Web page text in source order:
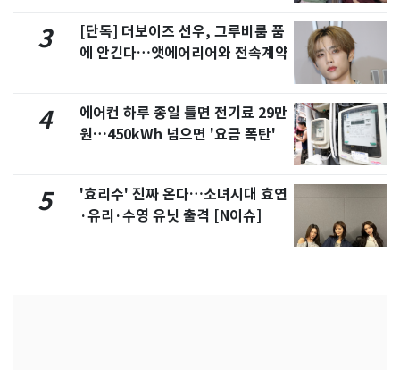
3
[단독] 더보이즈 선우, 그루비룸 품
에 안긴다…앳에어리어와 전속계약
4
에어컨 하루 종일 틀면 전기료 29만
원…450kWh 넘으면 '요금 폭탄'
5
'효리수' 진짜 온다…소녀시대 효연
·유리·수영 유닛 출격 [N이슈]